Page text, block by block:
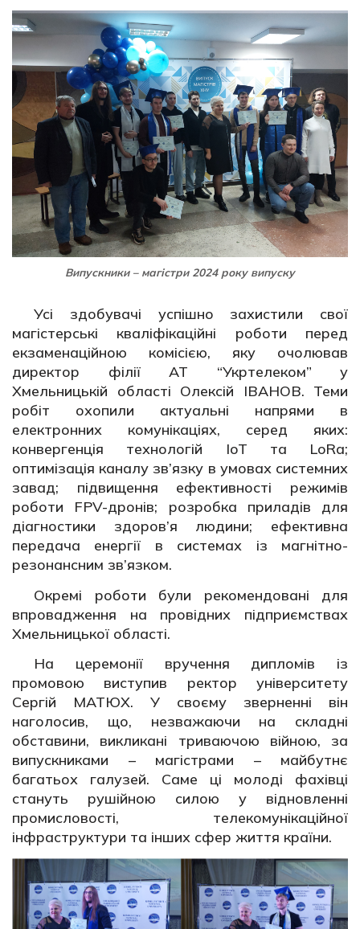
Випускники – магістри 2024 року випуску
Усі здобувачі успішно захистили свої
магістерські кваліфікаційні роботи перед
екзаменаційною комісією, яку очолював
директор філії АТ “Укртелеком” у
Хмельницькій області Олексій ІВАНОВ. Теми
робіт охопили актуальні напрями в
електронних комунікаціях, серед яких:
конвергенція технологій IoT та LoRa;
оптимізація каналу зв’язку в умовах системних
завад; підвищення ефективності режимів
роботи FPV-дронів; розробка приладів для
діагностики здоров’я людини; ефективна
передача енергії в системах із магнітно-
резонансним зв’язком.
Окремі роботи були рекомендовані для
впровадження на провідних підприємствах
Хмельницької області.
На церемонії вручення дипломів із
промовою виступив ректор університету
Сергій МАТЮХ. У своєму зверненні він
наголосив, що, незважаючи на складні
обставини, викликані триваючою війною, за
випускниками – магістрами – майбутнє
багатьох галузей. Саме ці молоді фахівці
стануть рушійною силою у відновленні
промисловості, телекомунікаційної
інфраструктури та інших сфер життя країни.